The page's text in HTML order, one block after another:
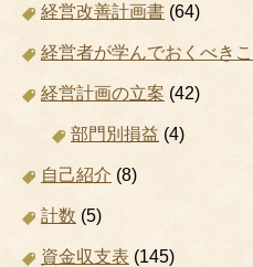
経営改善計画書 (64)
経営者が学んでおくべき
経営計画の立案 (42)
部門別損益 (4)
自己紹介 (8)
計数 (5)
資金収支表 (145)